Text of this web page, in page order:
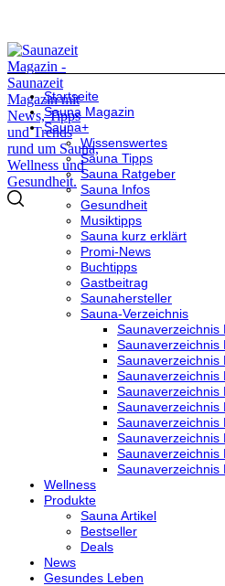
Startseite
Sauna Magazin
Sauna+
Wissenswertes
Sauna Tipps
Sauna Ratgeber
Sauna Infos
Gesundheit
Musiktipps
Sauna kurz erklärt
Promi-News
Buchtipps
Gastbeitrag
Saunahersteller
Sauna-Verzeichnis
Saunaverzeichnis
Saunaverzeichnis
Saunaverzeichnis
Saunaverzeichnis
Saunaverzeichnis
Saunaverzeichnis
Saunaverzeichnis
Saunaverzeichnis
Saunaverzeichnis
Saunaverzeichnis
Wellness
Produkte
Sauna Artikel
Bestseller
Deals
News
Gesundes Leben